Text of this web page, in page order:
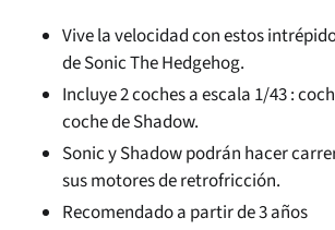
Vive la velocidad con estos
de Sonic The Hedgehog.
Incluye 2 coches a escala 1/43 :
coche de Shadow.
Sonic y Shadow podrán hacer
sus motores de retrofricción.
Recomendado a partir de 3 años